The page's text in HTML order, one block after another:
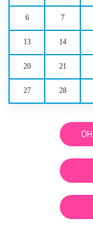
6 7
13 14
20 21
27 28